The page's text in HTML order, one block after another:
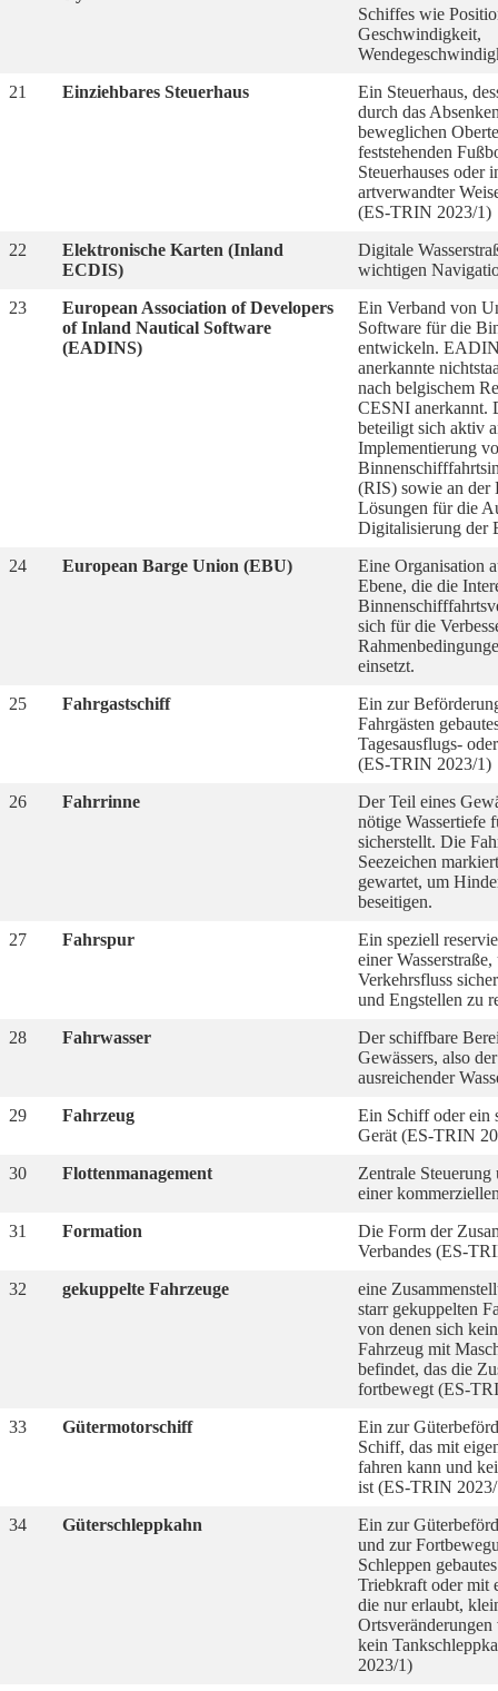
Schiffes wie
Geschwindigkeit,
21
Einziehbares Steuerhaus
Ein Steuerhaus,
durch das
beweglichen
feststehenden
Steuerhauses oder
artverwandter
(ES-TRIN 2023/1)
22
Elektronische Karten (Inland
ECDIS)
Digitale
wichtigen
23
European Association of Developers
of Inland Nautical Software
(EADINS)
Ein Verband von
Software für die
entwickeln.
anerkannte
nach belgischem
CESNI anerkannt.
beteiligt sich aktiv
Implementierung
(RIS) sowie an
Lösungen für die
Digitalisierung der
24
European Barge Union (EBU)
Eine Organisation
Ebene, die die
sich für die
einsetzt.
25
Fahrgastschiff
Ein zur
Fahrgästen
Tagesausflugs-
(ES-TRIN 2023/1)
26
Fahrrinne
Der Teil eines
nötige Wassertiefe
sicherstellt. Die
Seezeichen
gewartet, um
beseitigen.
27
Fahrspur
Ein speziell
einer
Verkehrsfluss
und Engstellen zu
28
Fahrwasser
Der schiffbare
Gewässers, also
ausreichender
29
Fahrzeug
Ein Schiff oder ein
Gerät (ES-TRIN
30
Flottenmanagement
Zentrale
einer
31
Formation
Die Form der
Verbandes (ES-
32
gekuppelte Fahrzeuge
eine
starr gekuppelten
von denen sich
Fahrzeug mit
befindet, das die
fortbewegt (ES-
33
Gütermotorschiff
Ein zur
Schiff, das mit
fahren kann und
ist (ES-TRIN
34
Güterschleppkahn
Ein zur
und zur
Schleppen
Triebkraft oder mit
die nur erlaubt,
kein
2023/1)